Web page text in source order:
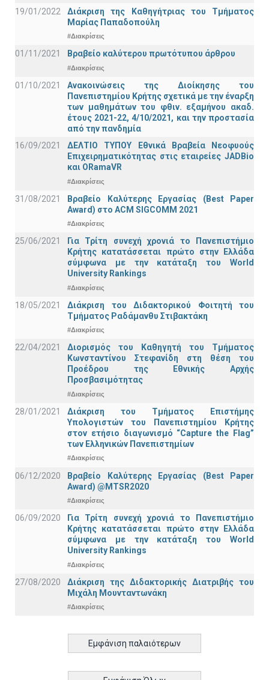
19/01/2022
Διάκριση της Καθηγήτριας του Τμήματος
Μαρίας Παπαδοπούλη
#Διακρίσεις
01/11/2021 Bραβείο καλύτερου πρωτότυπου άρθρου
#Διακρίσεις
01/10/2021
Ανακοινώσεις της Διοίκησης του
Πανεπιστημίου Κρήτης σχετικά με την έναρξη
των μαθημάτων του φθιν. εξαμήνου ακαδ.
έτους 2021-22, 4/10/2021, και την προστασία
από την πανδημία
16/09/2021
ΔΕΛΤΙΟ ΤΥΠΟΥ Εθνικά Βραβεία Νεοφυούς
Επιχειρηματικότητας στις εταιρείες JADBio
και ORamaVR
#Διακρίσεις
31/08/2021
Βραβείο Καλύτερης Εργασίας (Best Paper
Award) στο ACM SIGCOMM 2021
#Διακρίσεις
25/06/2021
Για Τρίτη συνεχή χρονιά το Πανεπιστήμιο
Κρήτης κατατάσσεται πρώτο στην Ελλάδα
σύμφωνα με την κατάταξη του World
University Rankings
#Διακρίσεις
18/05/2021
Διάκριση του Διδακτορικού Φοιτητή του
Τμήματος Ραδάμανθυ Στιβακτάκη
#Διακρίσεις
22/04/2021
Διορισμός του Καθηγητή του Τμήματος
Κωνσταντίνου Στεφανίδη στη θέση του
Προέδρου της Εθνικής Αρχής
Προσβασιμότητας
#Διακρίσεις
28/01/2021
Διάκριση του Τμήματος Επιστήμης
Υπολογιστών του Πανεπιστημίου Κρήτης
στον ετήσιο διαγωνισμό “Capture the Flag”
των Ελληνικών Πανεπιστημίων
#Διακρίσεις
06/12/2020
Βραβείο Καλύτερης Εργασίας (Best Paper
Award) @MTSR2020
#Διακρίσεις
06/09/2020
Για Τρίτη συνεχή χρονιά το Πανεπιστήμιο
Κρήτης κατατάσσεται πρώτο στην Ελλάδα
σύμφωνα με την κατάταξη του World
University Rankings
#Διακρίσεις
27/08/2020
Διάκριση της Διδακτορικής Διατριβής του
Μιχάλη Μουνταντωνάκη
#Διακρίσεις
Εμφάνιση παλαιότερων